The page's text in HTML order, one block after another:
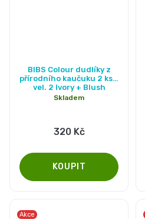
BIBS Colour dudlíky z
přírodního kaučuku 2 ks -
vel. 2 Ivory + Blush
Skladem
320 Kč
Akce